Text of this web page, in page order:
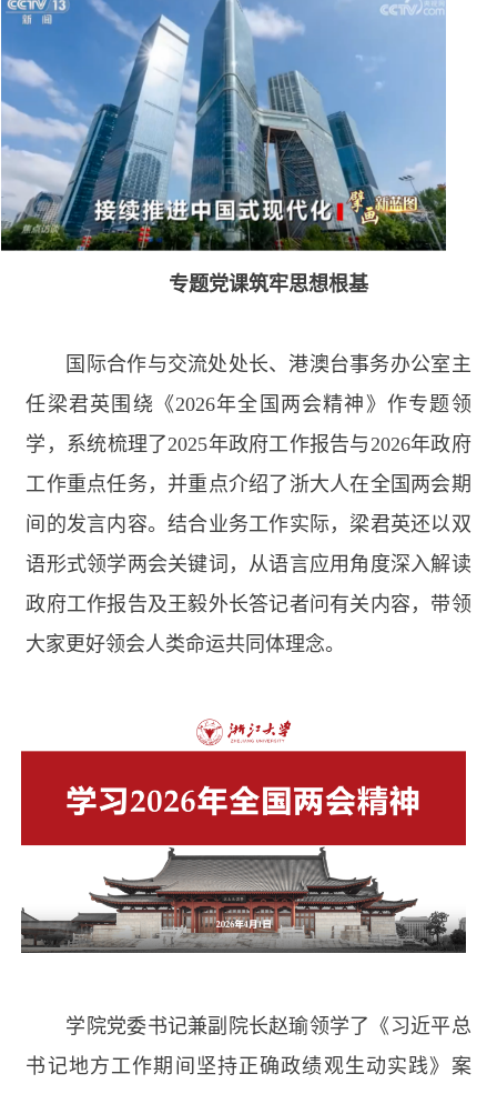
专题党课筑牢思想根基
国际合作与交流处处长、港澳台事务办公室主
任梁君英围绕《2026年全国两会精神》作专题领
学，系统梳理了2025年政府工作报告与 2026年政府
工作重点任务，并重点介绍了浙大人在全国两会期
间的发言内容。结合业务工作实际，梁君英还以双
语形式领学两会关键词，从语言应用角度深入解读
政府工作报告及王毅外长答记者问有关内容，带领
大家更好领会人类命运共同体理念。
学院党委书记兼副院长赵瑜领学了《习近平总
书记地方工作期间坚持正确政绩观生动实践》案